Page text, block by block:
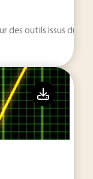
des outils issus du